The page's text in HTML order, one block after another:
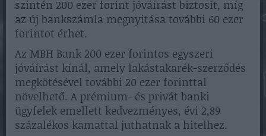
szintén 200 ezer forint jóváírást biztosít, míg
az új bankszámla megnyitása további 60 ezer
forintot érhet.
Az MBH Bank 200 ezer forintos egyszeri
jóváírást kínál, amely lakástakarék-szerződés
megkötésével további 20 ezer forinttal
növelhető. A prémium- és privát banki
ügyfelek emellett kedvezményes, évi 2,89
százalékos kamattal juthatnak a hitelhez.